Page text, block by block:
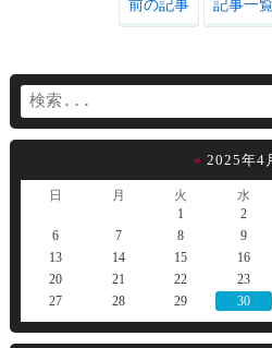
前の記事 記事一覧
« 2025年4
日 月 火 水
1
2
6
7 8 9
13
14 15 16
20
21 22 23
27
28 29 30